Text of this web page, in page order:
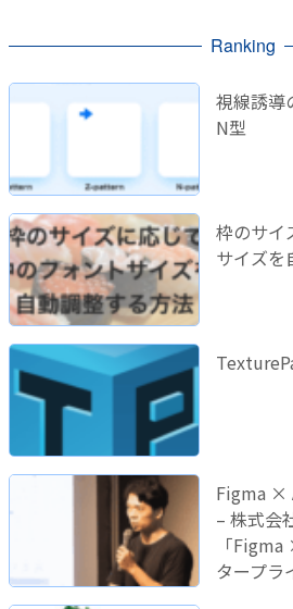
Ranking
視線誘導
N型
枠のサイ
サイズを
Figma ×
– 株式会
「
タープラ